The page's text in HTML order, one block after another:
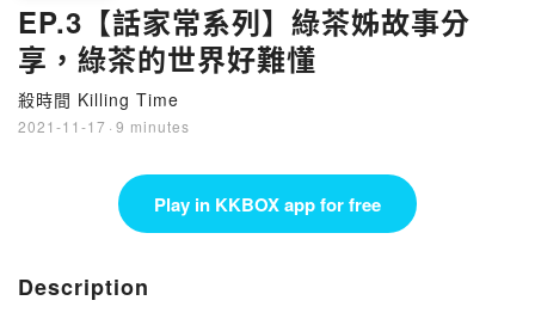
EP.3【話家常系列】綠茶姊故事分
享，綠茶的世界好難懂
殺時間 Killing Time
2021-11-17 · 9 minutes
Play in KKBOX app for free
Description